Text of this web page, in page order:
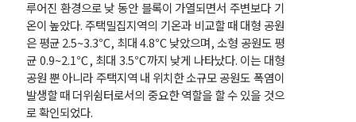
루어진 환경으로 낮 동안 블록이 가열되면서 주변보다 기
온이 높았다. 주택밀집지역의 기온과 비교할 때 대형 공원
은 평균 2.5~3.3℃, 최대 4.8℃ 낮았으며, 소형 공원도 평
균 0.9~2.1℃, 최대 3.5℃까지 낮게 나타났다. 이는 대형
공원 뿐 아니라 주택지역 내 위치한 소규모 공원도 폭염이
발생할 때 더위쉼터로서의 중요한 역할을 할 수 있을 것으
로 확인되었다.